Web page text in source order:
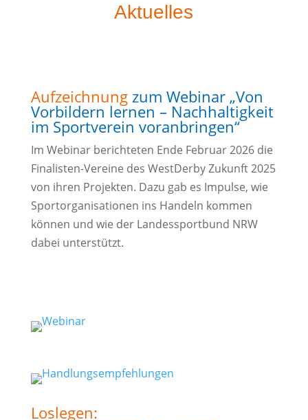
Aktuelles
Aufzeichnung zum Webinar „Von
Vorbildern lernen – Nachhaltigkeit
im Sportverein voranbringen“
Im Webinar berichteten Ende Februar 2026 die
Finalisten-Vereine des WestDerby Zukunft 2025
von ihren Projekten. Dazu gab es Impulse, wie
Sportorganisationen ins Handeln kommen
können und wie der Landessportbund NRW
dabei unterstützt.
Loslegen: